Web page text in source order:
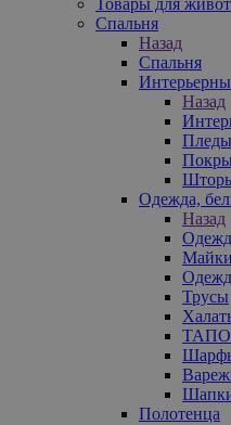
Спальня
Назад
Спальня
Назад
Пледы
Одежда,
Назад
Майки
Трусы
Полотенца